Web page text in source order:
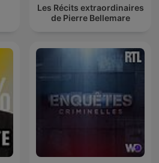
Les Récits extraordinaires
de Pierre Bellemare